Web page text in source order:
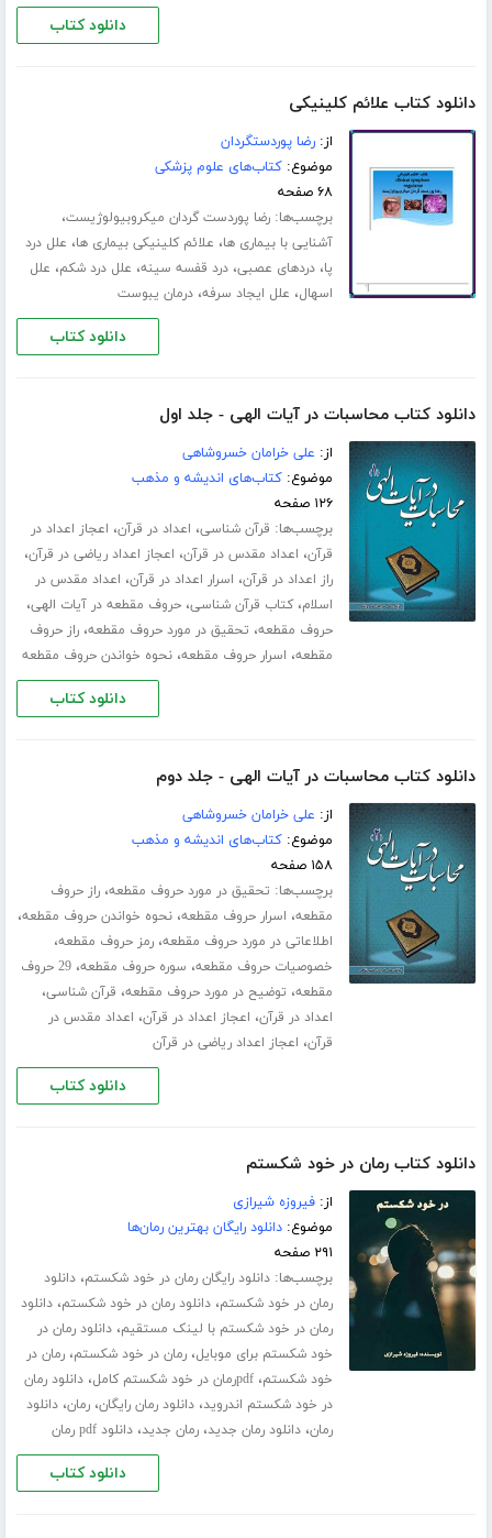
دانلود کتاب
دانلود کتاب علائم کلینیکی
از:رضا پوردستگردان
موضوع:کتاب‌های علوم پزشکی
۶۸ صفحه
برچسب‌ها:رضا پوردست گردان میکروبیولوژیست،
آشنایی با بیماری ها، علائم کلینیکی بیماری ها، علل درد
پا،دردهای عصبی،درد قفسه سینه، علل درد شکم، علل
اسهال، علل ایجاد سرفه،درمان یبوست
دانلود کتاب
دانلود کتاب محاسبات در آیات الهی - جلد اول
از: علی خرامان خسروشاهی
موضوع:کتاب‌های اندیشه و مذهب
۱۲۶ صفحه
برچسب‌ها: قرآن شناسی، اعداد در قرآن، اعجاز اعداد در
قرآن، اعداد مقدس در قرآن، اعجاز اعداد ریاضی در قرآن،
راز اعداد در قرآن، اسرار اعداد در قرآن، اعداد مقدس در
اسلام،کتاب قرآن شناسی،حروف مقطعه در آیات الهی،
حروف مقطعه، تحقیق در مورد حروف مقطعه،راز حروف
مقطعه، اسرار حروف مقطعه،نحوه خواندن حروف مقطعه
دانلود کتاب
دانلود کتاب محاسبات در آیات الهی - جلد دوم
از: علی خرامان خسروشاهی
موضوع:کتاب‌های اندیشه و مذهب
۱۵۸ صفحه
برچسب‌ها: تحقیق در مورد حروف مقطعه،راز حروف
مقطعه، اسرار حروف مقطعه،نحوه خواندن حروف مقطعه،
اطلاعاتی در مورد حروف مقطعه،رمز حروف مقطعه،
خصوصیات حروف مقطعه، سوره حروف مقطعه،
29 حروف
مقطعه، توضیح در مورد حروف مقطعه، قرآن شناسی،
اعداد در قرآن، اعجاز اعداد در قرآن، اعداد مقدس در
قرآن، اعجاز اعداد ریاضی در قرآن
دانلود کتاب
دانلود کتاب رمان در خود شکستم
از:فیروزه شیرازی
موضوع:دانلود رایگان بهترین رمان‌ها
۲۹۱ صفحه
برچسب‌ها:دانلود رایگان رمان در خود شکستم،دانلود
رمان در خود شکستم،دانلود رمان در خود شکستم،دانلود
رمان در خود شکستم با لینک مستقیم،دانلود رمان در
خود شکستم برای موبایل،رمان در خود شکستم،رمان در
خود شکستم،pdfرمان در خود شکستم کامل ،دانلود رمان
در خود شکستم اندروید،دانلود رمان رایگان،رمان،دانلود
رمان،دانلود رمان جدید،رمان جدید،دانلود pdf رمان
دانلود کتاب